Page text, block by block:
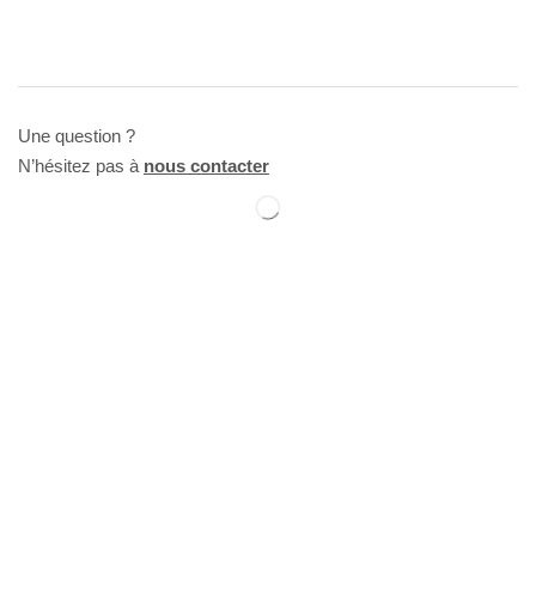
Une question ?
N’hésitez pas à nous contacter